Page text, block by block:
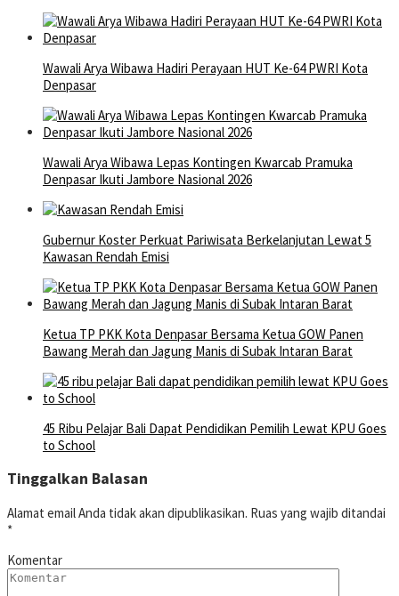
Wawali Arya Wibawa Hadiri Perayaan HUT Ke-64 PWRI Kota
Denpasar
Wawali Arya Wibawa Lepas Kontingen Kwarcab Pramuka
Denpasar Ikuti Jambore Nasional 2026
Gubernur Koster Perkuat Pariwisata Berkelanjutan Lewat 5
Kawasan Rendah Emisi
Ketua TP PKK Kota Denpasar Bersama Ketua GOW Panen
Bawang Merah dan Jagung Manis di Subak Intaran Barat
45 Ribu Pelajar Bali Dapat Pendidikan Pemilih Lewat KPU Goes
to School
Tinggalkan Balasan
Alamat email Anda tidak akan dipublikasikan. Ruas yang wajib ditandai
*
Komentar